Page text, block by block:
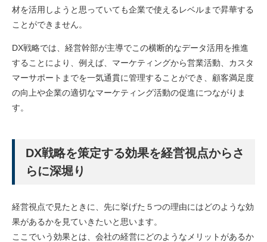
材を活用しようと思っていても企業で使えるレベルまで昇華する
ことができません。
DX戦略では、経営幹部が主導でこの横断的なデータ活用を推進
することにより、例えば、マーケティングから営業活動、カスタ
マーサポートまでを一気通貫に管理することができ、顧客満足度
の向上や企業の適切なマーケティング活動の促進につながりま
す。
DX戦略を策定する効果を経営視点からさ
らに深堀り
経営視点で見たときに、先に挙げた５つの理由にはどのような効
果があるかを見ていきたいと思います。
ここでいう効果とは、会社の経営にどのようなメリットがあるか